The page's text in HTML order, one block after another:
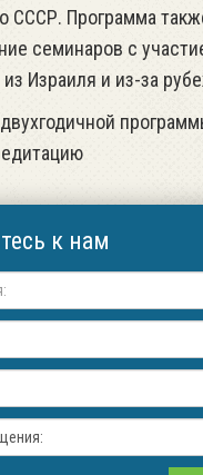
СССР. Программа
семинаров с
Израиля и из-за
к нам